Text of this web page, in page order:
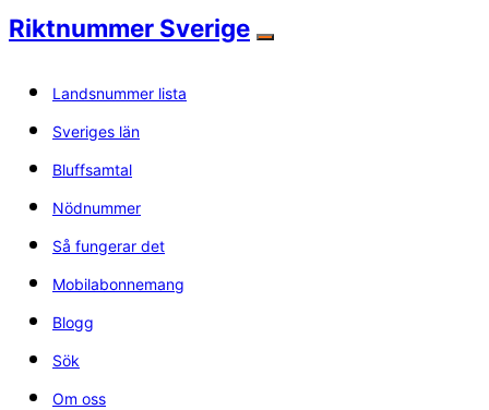
Riktnummer Sverige
Landsnummer lista
Sveriges län
Bluffsamtal
Nödnummer
Så fungerar det
Mobilabonnemang
Blogg
Sök
Om oss